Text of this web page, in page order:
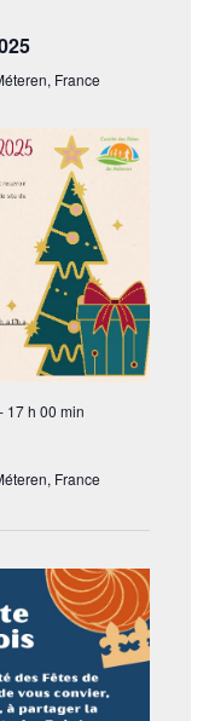
France
- 17 h 00 min
France